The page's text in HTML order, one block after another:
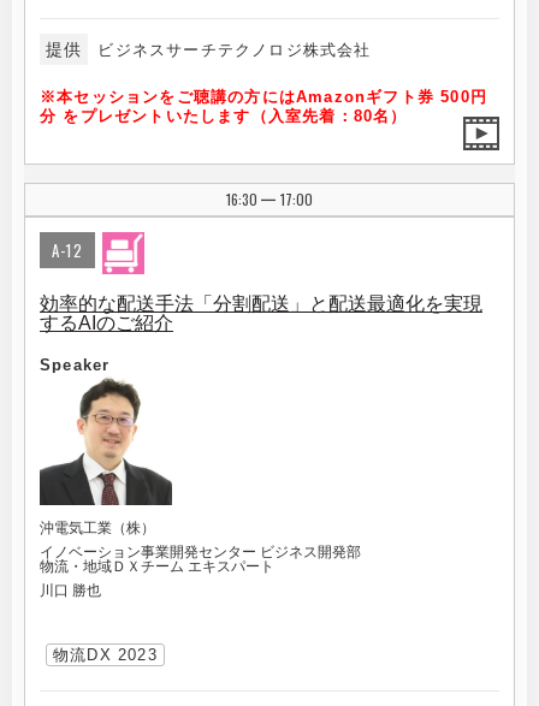
提供 ビジネスサーチテクノロジ株式会社
※本セッションをご聴講の方にはAmazonギフト券 500円
分 をプレゼントいたします（入室先着：80名）
16:30 | 17:00
A-12
効率的な配送手法「分割配送」と配送最適化を実現
するAIのご紹介
Speaker
沖電気工業（株）
イノベーション事業開発センター ビジネス開発部
物流・地域ＤＸチーム エキスパート
川口 勝也
物流DX 2023